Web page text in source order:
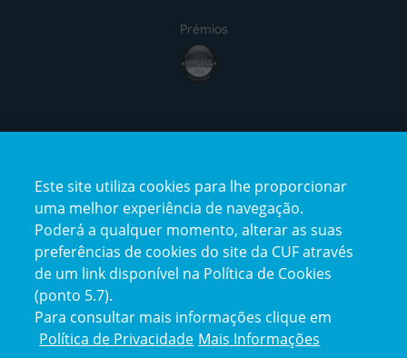
Prémios
award4
certification2certification3
Reclamações
e
Este site utiliza cookies para lhe proporcionar
uma melhor experiência de navegação.
Poderá a qualquer momento, alterar as suas
preferências de cookies do site da CUF através
de um link disponível na Política de Cookies
(ponto 5.7).
Para consultar mais informações clique em
Política de Privacidade Mais Informações